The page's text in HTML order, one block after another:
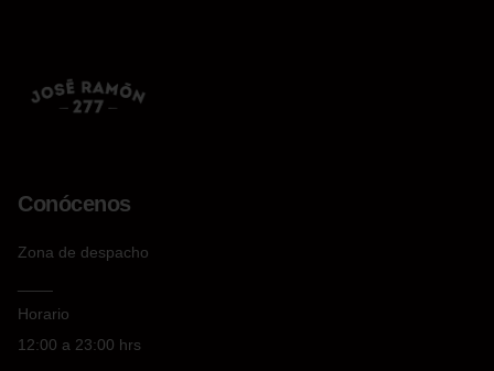
Conócenos
Zona de despacho
Horario
12:00 a 23:00 hrs